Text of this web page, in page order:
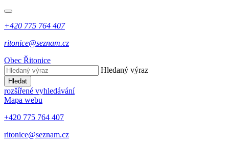
+420 775 764 407
ritonice@seznam.cz
Obec Řitonice
Hledaný výraz
Hledat
rozšířené vyhledávání
Mapa webu
+420 775 764 407
ritonice@seznam.cz